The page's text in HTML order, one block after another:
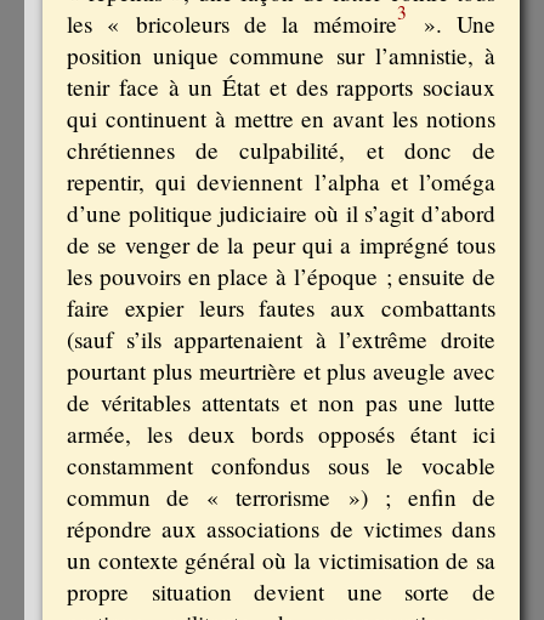
les « bricoleurs de la mémoire3
». Une
position unique commune sur l’amnistie, à
tenir face à un État et des rapports sociaux
qui continuent à mettre en avant les notions
chrétiennes de culpabilité, et donc de
repentir, qui deviennent l’alpha et l’oméga
d’une politique judiciaire où il s’agit d’abord
de se venger de la peur qui a imprégné tous
les pouvoirs en place à l’époque ; ensuite de
faire expier leurs fautes aux combattants
(sauf s’ils appartenaient à l’extrême droite
pourtant plus meurtrière et plus aveugle avec
de véritables attentats et non pas une lutte
armée, les deux bords opposés étant ici
constamment confondus sous le vocable
commun de « terrorisme ») ; enfin de
répondre aux associations de victimes dans
un contexte général où la victimisation de sa
propre situation devient une sorte de